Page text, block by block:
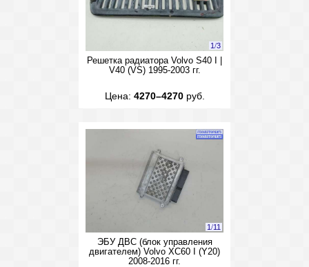
1/3
Решетка радиатора Volvo S40 I |
V40 (VS) 1995-2003 гг.
Цена: 4270–4270руб.
1/11
ЭБУ ДВС (блок управления
двигателем) Volvo XC60 I (Y20)
2008-2016 гг.